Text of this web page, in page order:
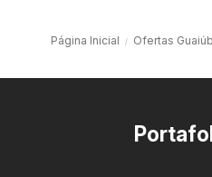
Página Inicial Ofertas